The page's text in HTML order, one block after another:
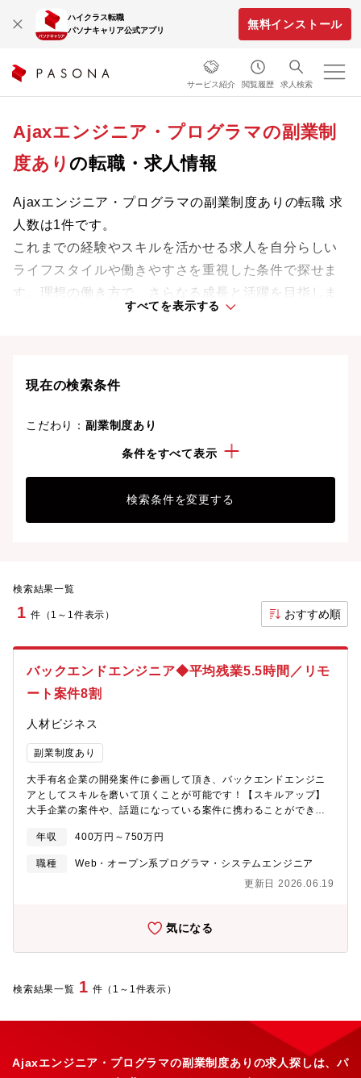
ハイクラス転職
パソナキャリア公式アプリ
無料インストール
サービス紹介 閲覧履歴 求人検索
Ajaxエンジニア・プログラマの副業制
度ありの転職・求人情報
Ajaxエンジニア・プログラマの副業制度ありの転職 求
人数は1件です。
これまでの経験やスキルを活かせる求人を自分らしい
ライフスタイルや働きやすさを重視した条件で探せま
す。理想の働き方で、さらなる成長と活躍を目指しま
すべてを表示する
現在の検索条件
こだわり： 副業制度あり
Ajax
条件をすべて表示
検索条件を変更する
検索結果一覧
1 件（1～1件表示） おすすめ順
バックエンドエンジニア◆平均残業5.5時間／リモ
ート案件8割
人材ビジネス
副業制度あり
大手有名企業の開発案件に参画して頂き、バックエンドエンジニ
アとしてスキルを磨いて頂くことが可能です！【スキルアップ】
大手企業の案件や、話題になっている案件に携わることができる
として先のキャリア見据えて身に着けたいスキルがあった場合に
は、積極的に資格取得手当（各種1～5万円程度）を活用してスキ
ルアップを目指すこともできます。※約200種類以上のエンジニア
スキル向上のための資格を対象としています。【サポート体制】
する専門医（メンタル／フィジカル／キャリア領域）との相談も
言語:PHP、jQuery、Ajax、HTML、CSS、MySQLフレームワー
ク:LaravelOS:Linuxその他:Apache、Git、Trello2、ゲーム実況
ケーション開発新機能設計・開発及び機能改善・環境:PC: Macバ
ックエンド: Go(Perl)フロントエンド: TypeScriptインフラ: GCP
共通: Github、Slack、Confluence3、大手 SIer にて銀行向け
WEB システムのバックエンド開発(帳票出力を主機能とした開
年収 400万円～750万円
職種
Web・オープン系プログラマ・システムエンジニア
更新日 2026.06.19
気になる
検索結果一覧 1 件（1～1件表示）
Ajaxエンジニア・プログラマの副業制度ありの求人探しは、パ